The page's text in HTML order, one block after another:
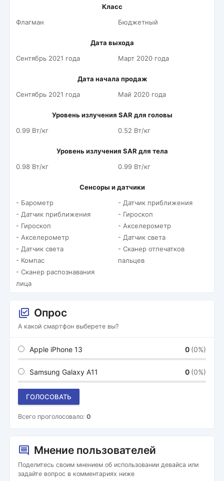
Класс
Флагман
Бюджетный
Дата выхода
Сентябрь 2021 года
Март 2020 года
Дата начала продаж
Сентябрь 2021 года
Май 2020 года
Уровень излучения SAR для головы
0.99 Вт/кг
0.52 Вт/кг
Уровень излучения SAR для тела
0.98 Вт/кг
0.99 Вт/кг
Сенсоры и датчики
- Барометр
- Датчик приближения
- Гироскоп
- Акселерометр
- Датчик света
- Компас
- Сканер распознавания
лица
- Датчик приближения
- Гироскоп
- Акселерометр
- Датчик света
- Сканер отпечатков
пальцев
Опрос
А какой смартфон выберете вы?
Apple iPhone 13 0 (0%)
Samsung Galaxy A11 0 (0%)
ГОЛОСОВАТЬ
Всего проголосовало: 0
Мнение пользователей
Поделитесь своим мнением об использовании девайса или
задайте вопрос в комментариях ниже